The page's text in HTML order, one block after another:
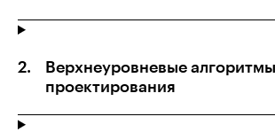
Верхнеуровневые алгоритмы
проектирования